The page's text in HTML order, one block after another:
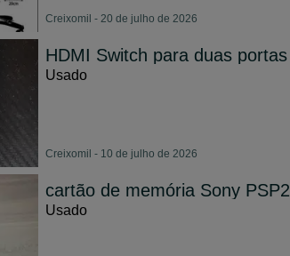
Creixomil - 20 de julho de 2026
HDMI Switch para duas portas
Usado
Creixomil - 10 de julho de 2026
cartão de memória Sony PSP2
Usado